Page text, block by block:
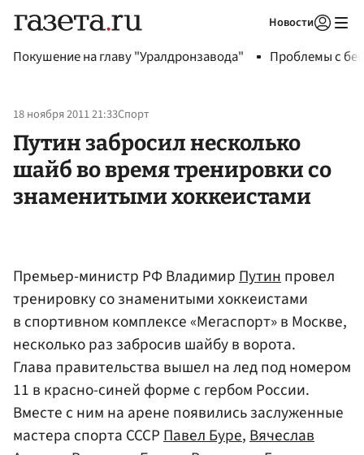
Новости
Покушение на главу "Уралдронзавода" Проблемы с
18 ноября 2011 21:33Спорт
Путин забросил несколько
шайб во время тренировки со
знаменитыми хоккеистами
Премьер-министр РФ ВладимирПутинпровел
тренировку со знаменитыми хоккеистами
в спортивном комплексе «Мегаспорт» в Москве,
несколько раз забросив шайбу в ворота.
Глава правительства вышел на лед под номером
11 в красно-синей форме с гербом России.
Вместе с ним на арене появились заслуженные
мастера спорта СССРПавел Буре,Вячеслав